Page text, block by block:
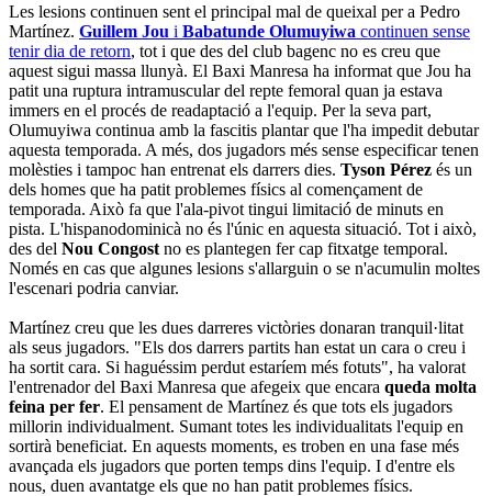
Les lesions continuen sent el principal mal de queixal per a Pedro
Martínez. Guillem Jou i Babatunde Olumuyiwa continuen sense
tenir dia de retorn, tot i que des del club bagenc no es creu que
aquest sigui massa llunyà. El Baxi Manresa ha informat que Jou ha
patit una ruptura intramuscular del repte femoral quan ja estava
immers en el procés de readaptació a l'equip. Per la seva part,
Olumuyiwa continua amb la fascitis plantar que l'ha impedit debutar
aquesta temporada. A més, dos jugadors més sense especificar tenen
molèsties i tampoc han entrenat els darrers dies. Tyson Pérez és un
dels homes que ha patit problemes físics al començament de
temporada. Això fa que l'ala-pivot tingui limitació de minuts en
pista. L'hispanodominicà no és l'únic en aquesta situació. Tot i això,
des del Nou Congost no es plantegen fer cap fitxatge temporal.
Només en cas que algunes lesions s'allarguin o se n'acumulin moltes
l'escenari podria canviar.
Martínez creu que les dues darreres victòries donaran tranquil·litat
als seus jugadors. "Els dos darrers partits han estat un cara o creu i
ha sortit cara. Si haguéssim perdut estaríem més fotuts", ha valorat
l'entrenador del Baxi Manresa que afegeix que encara queda molta
feina per fer. El pensament de Martínez és que tots els jugadors
millorin individualment. Sumant totes les individualitats l'equip en
sortirà beneficiat. En aquests moments, es troben en una fase més
avançada els jugadors que porten temps dins l'equip. I d'entre els
nous, duen avantatge els que no han patit problemes físics.